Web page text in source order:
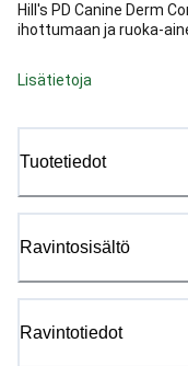
Hill's PD Canine Derm
ihottumaan ja ruoka-
Lisätietoja
Tuotetiedot
Ravintosisältö
Ravintotiedot